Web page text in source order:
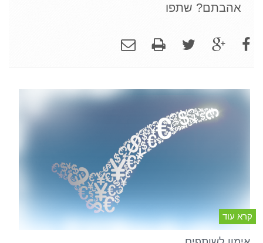
אהבתם? שתפו
קרא עוד